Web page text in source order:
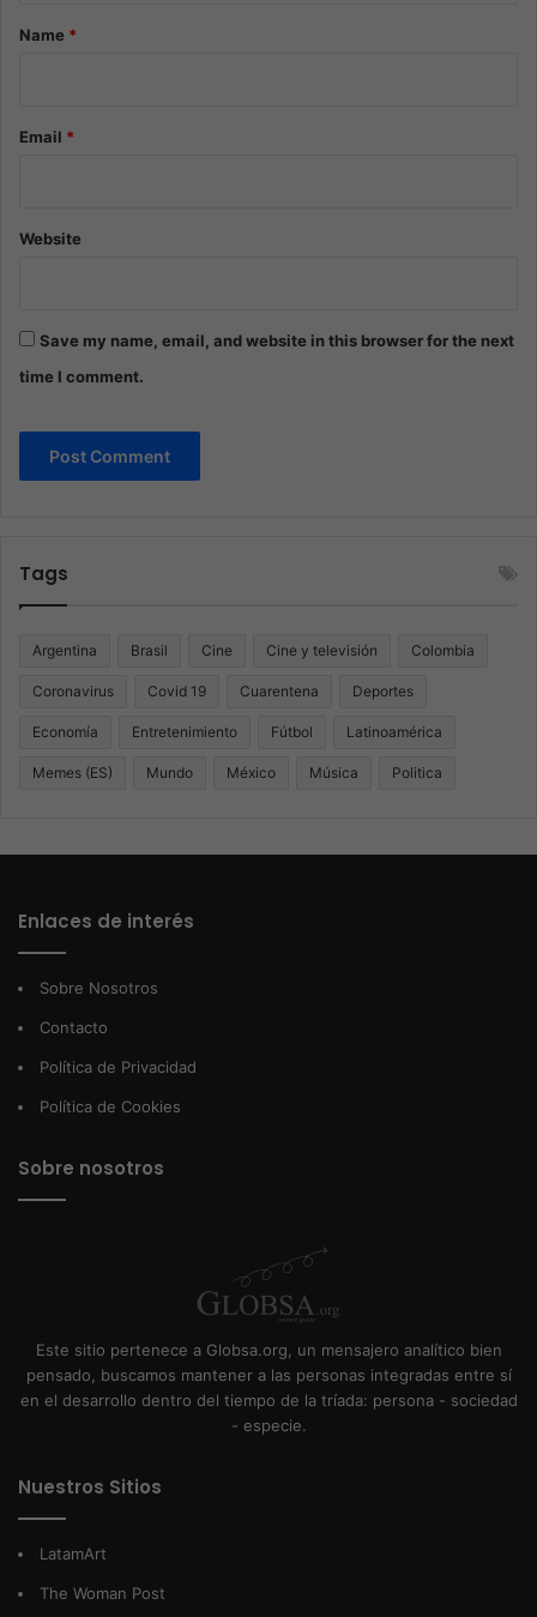
*Name *
Email *
Website
Save my name, email, and website in this browser for the next
time I comment.
Tags
Argentina Brasil Cine Cine y televisión Colombia
Coronavirus Covid 19 Cuarentena Deportes
Economía Entretenimiento Fútbol Latinoamérica
Memes (ES) Mundo México Música Politica
Enlaces de interés
Sobre Nosotros
Contacto
Política de Privacidad
Política de Cookies
Sobre nosotros
Este sitio pertenece a Globsa.org, un mensajero analítico bien
pensado, buscamos mantener a las personas integradas entre sí
en el desarrollo dentro del tiempo de la tríada: persona - sociedad
- especie.
Nuestros Sitios
LatamArt
The Woman Post